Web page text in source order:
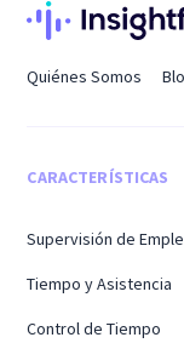
Quiénes Somos
CARACTERÍSTICAS
Supervisión de
Tiempo y Asistencia
Control de Tiempo